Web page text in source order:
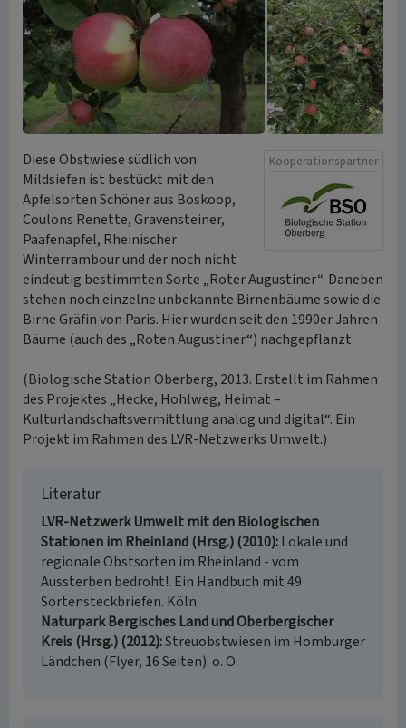
Kooperationspartner
Diese Obstwiese südlich von
Mildsiefen ist bestückt mit den
Apfelsorten Schöner aus Boskoop,
Coulons Renette, Gravensteiner,
Paafenapfel, Rheinischer
Winterrambour und der noch nicht
eindeutig bestimmten Sorte „Roter Augustiner“. Daneben
stehen noch einzelne unbekannte Birnenbäume sowie die
Birne Gräfin von Paris. Hier wurden seit den 1990er Jahren
Bäume (auch des „Roten Augustiner“) nachgepflanzt.
(Biologische Station Oberberg, 2013. Erstellt im Rahmen
des Projektes „Hecke, Hohlweg, Heimat –
Kulturlandschaftsvermittlung analog und digital“. Ein
Projekt im Rahmen des LVR-Netzwerks Umwelt.)
Literatur
LVR-Netzwerk Umwelt mit den Biologischen
Stationen im Rheinland (Hrsg.) (2010) Lokale und
regionale Obstsorten im Rheinland - vom
Aussterben bedroht!. Ein Handbuch mit 49
Sortensteckbriefen. Köln.
Naturpark Bergisches Land und Oberbergischer
Kreis (Hrsg.) (2012) Streuobstwiesen im Homburger
Ländchen (Flyer, 16 Seiten). o. O.